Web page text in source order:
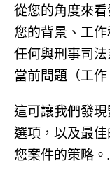
從您的角度來
您的背景、工
任何與刑事司
當前問題（工作
這可讓我們發
選項，以及最
您案件的策略。.